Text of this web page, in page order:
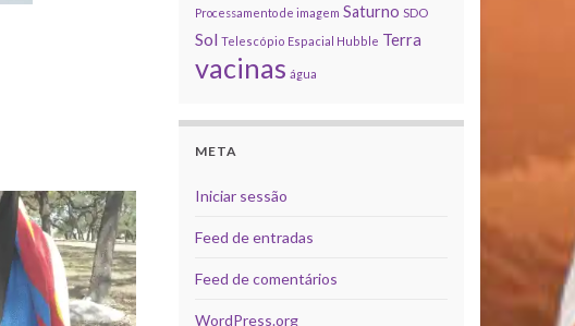
Processamento de imagem Saturno SDO
Sol Telescópio Espacial Hubble Terra
vacinas água
META
Iniciar sessão
Feed de entradas
Feed de comentários
WordPress.org